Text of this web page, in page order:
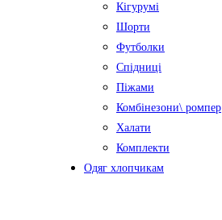
Кігурумі
Шорти
Футболки
Спідниці
Піжами
Комбінезони\ ромпер
Халати
Комплекти
Одяг хлопчикам